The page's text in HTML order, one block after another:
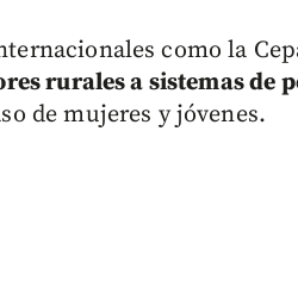
como la
rurales a sistemas de
de mujeres y jóvenes.